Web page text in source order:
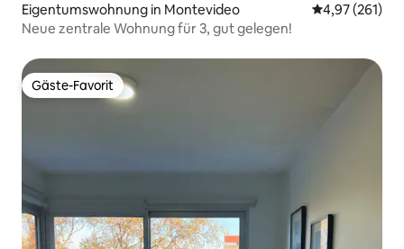
Eigentumswohnung in Montevideo
4,97 (261)
Neue zentrale Wohnung für 3, gut gelegen!
Gäste-Favorit
Gäste-Favorit